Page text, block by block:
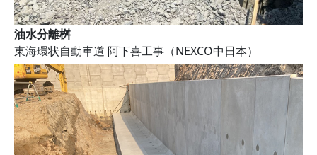
油水分離桝
東海環状自動車道 阿下喜工事（NEXCO中日本）